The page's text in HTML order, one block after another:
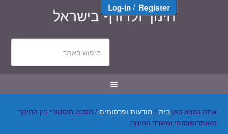
Log-in/ Register
חינוך ולדורף בישראל
אתה נמצא כאן:בית / מודעות ופרסומים / הסכם היסטורי בין החינוך
האנתרופוסופי ומשרד החינוך: